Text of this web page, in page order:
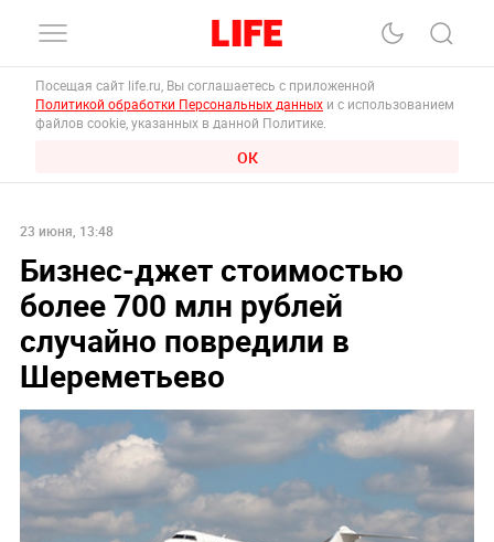
Посещая сайт life.ru, Вы соглашаетесь с приложенной
Политикой обработки Персональных данных и с использованием
файлов cookie, указанных в данной Политике.
ОК
23 июня, 13:48
Бизнес-джет стоимостью
более 700 млн рублей
случайно повредили в
Шереметьево